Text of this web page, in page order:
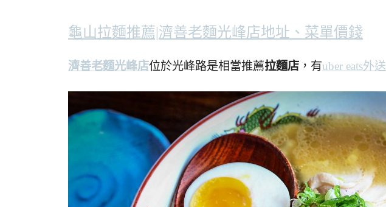
龜山拉麵推薦|濟善老麵光峰店地址、菜單價錢
濟善老麵光峰店位於光峰路是相當推薦拉麵店 ，有uber eats外送